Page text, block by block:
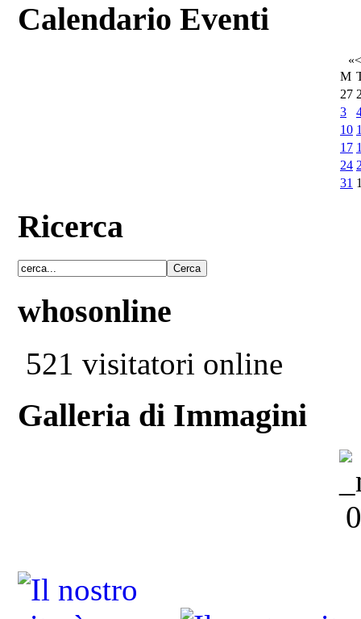
Calendario Eventi
«<
M
27
3
10
17
24
31
Ricerca
whosonline
521 visitatori online
Galleria di Immagini